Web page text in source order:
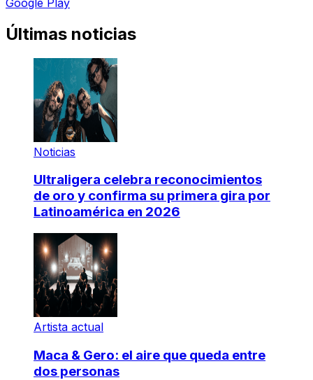
Últimas noticias
Noticias
Ultraligera celebra reconocimientos
de oro y confirma su primera gira por
Latinoamérica en 2026
Artista actual
Maca & Gero: el aire que queda entre
dos personas